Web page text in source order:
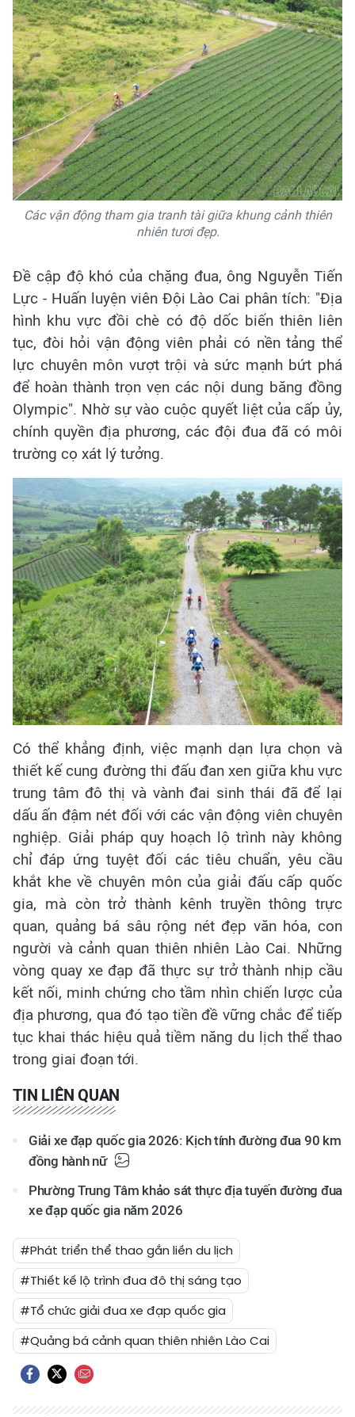
Các vận động tham gia tranh tài giữa khung cảnh thiên
nhiên tươi đẹp.
Đề cập độ khó của chặng đua, ông Nguyễn Tiến
Lực - Huấn luyện viên Đội Lào Cai phân tích: "Địa
hình khu vực đồi chè có độ dốc biến thiên liên
tục, đòi hỏi vận động viên phải có nền tảng thể
lực chuyên môn vượt trội và sức mạnh bứt phá
để hoàn thành trọn vẹn các nội dung băng đồng
Olympic". Nhờ sự vào cuộc quyết liệt của cấp ủy,
chính quyền địa phương, các đội đua đã có môi
trường cọ xát lý tưởng.
Có thể khẳng định, việc mạnh dạn lựa chọn và
thiết kế cung đường thi đấu đan xen giữa khu vực
trung tâm đô thị và vành đai sinh thái đã để lại
dấu ấn đậm nét đối với các vận động viên chuyên
nghiệp. Giải pháp quy hoạch lộ trình này không
chỉ đáp ứng tuyệt đối các tiêu chuẩn, yêu cầu
khắt khe về chuyên môn của giải đấu cấp quốc
gia, mà còn trở thành kênh truyền thông trực
quan, quảng bá sâu rộng nét đẹp văn hóa, con
người và cảnh quan thiên nhiên Lào Cai. Những
vòng quay xe đạp đã thực sự trở thành nhịp cầu
kết nối, minh chứng cho tầm nhìn chiến lược của
địa phương, qua đó tạo tiền đề vững chắc để tiếp
tục khai thác hiệu quả tiềm năng du lịch thể thao
trong giai đoạn tới.
TIN LIÊN QUAN
Giải xe đạp quốc gia 2026: Kịch tính đường đua 90 km
đồng hành nữ
Phường Trung Tâm khảo sát thực địa tuyến đường đua
xe đạp quốc gia năm 2026
#Phát triển thể thao gắn liền du lịch
#Thiết kế lộ trình đua đô thị sáng tạo
#Tổ chức giải đua xe đạp quốc gia
#Quảng bá cảnh quan thiên nhiên Lào Cai